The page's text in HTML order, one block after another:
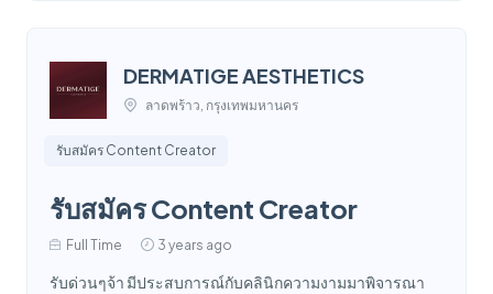
DERMATIGE AESTHETICS
ลาดพร้าว, กรุงเทพมหานคร
รับสมัคร Content Creator
รับสมัคร Content Creator
Full Time 3 years ago
รับด่วนๆจ้า มีประสบการณ์กับคลินิกความงามมาพิจารณา